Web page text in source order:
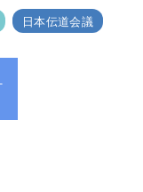
日本伝道会議